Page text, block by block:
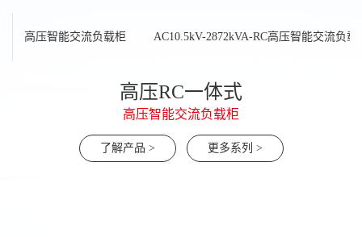
高压智能交流负载柜 AC10.5kV-2872kVA-RC高压智能交流负载
高压RC一体式
高压智能交流负载柜
了解产品 > 更多系列 >
高压RC一体式
AC10.5kV-2872kVA-RC高压智能交流负载柜
了解产品 > 更多系列 >
芯片型液冷假负载
了解产品 > 更多系列 >
ACL集中式液冷负载
了解产品 > 更多系列 >
机架式液冷负载30kw(可多台并联)
了解产品 > 更多系列 >
AC400V-100kw
轻便型负载箱100-500kw
了解产品 > 更多系列 >
高压RC一体式
高压阻容智能交流负载柜
了解产品 > 更多系列 >